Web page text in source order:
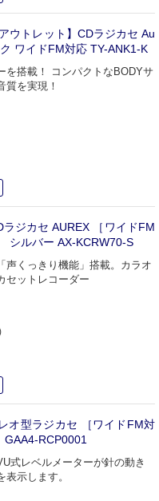
ウトレット】CDラジカセ Au
ワイドFM対応 TY-ANK1-K
を搭載！ コンパクトなBODYサ
質を実現！
ジカセ AUREX ［ワイドFM
シルバー AX-KCRW70-S
声くっきり機能」搭載。カラオ
セットレコーダー
オ型ラジカセ ［ワイドFM対
RCP0001
式レベルメーターが針の動き
示します。